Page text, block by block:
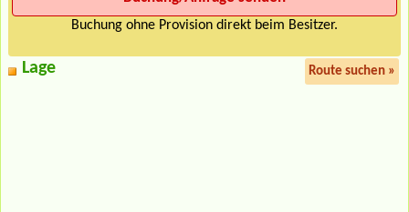
Buchung ohne Provision direkt beim Besitzer.
Lage Route suchen »